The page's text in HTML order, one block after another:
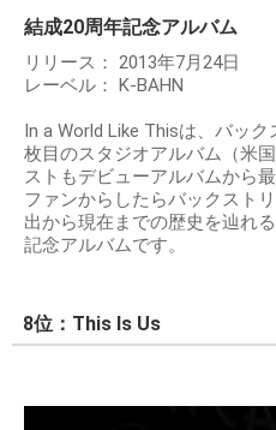
結成20周年記念アルバム
リリース： 2013年7月24日
レーベル： K-BAHN
In a World Like Thisは、バッ
枚目のスタジオアルバム（米
ストもデビューアルバムから
ファンからしたらバックスト
出から現在までの歴史を辿れ
記念アルバムです。
8位：This Is Us